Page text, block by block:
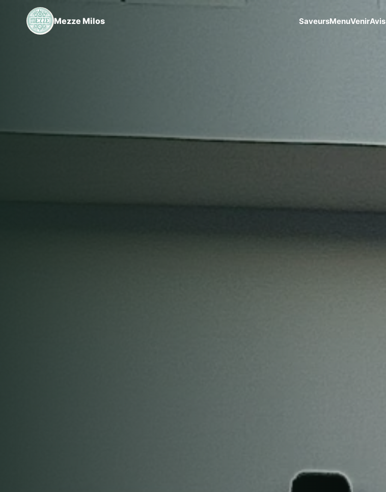
Mezze Milos SaveursMenuVenirAvis